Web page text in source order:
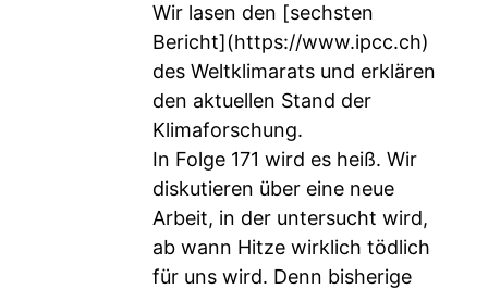
Wir lasen den [sechsten
Bericht](https://www.ipcc.ch)
des Weltklimarats und erklären
den aktuellen Stand der
Klimaforschung.
In Folge 171 wird es heiß. Wir
diskutieren über eine neue
Arbeit, in der untersucht wird,
ab wann Hitze wirklich tödlich
für uns wird. Denn bisherige